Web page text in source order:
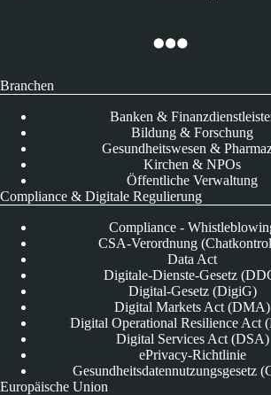
Branchen
Banken &
Bildung & Forschung
Gesundheitswesen &
Kirchen & NPOs
Öffentliche Verwaltung
Compliance & Digitale Regulierung
Compliance -
CSA-Verordnung
Data Act
Digitale-Dienste-Gesetz
Digital-Gesetz (DigiG)
Digital Markets Act (DMA)
Digital Operational Resilience Act
Digital Services Act (DSA)
ePrivacy-Richtlinie
Gesundheitsdatennutzungsgesetz
Europäische Union